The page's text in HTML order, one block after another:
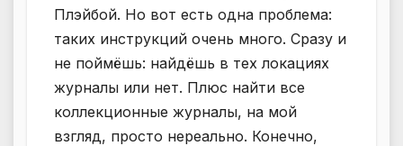
Плэйбой. Но вот есть одна проблема:
таких инструкций очень много. Сразу и
не поймёшь: найдёшь в тех локациях
журналы или нет. Плюс найти все
коллекционные журналы, на мой
взгляд, просто нереально. Конечно,